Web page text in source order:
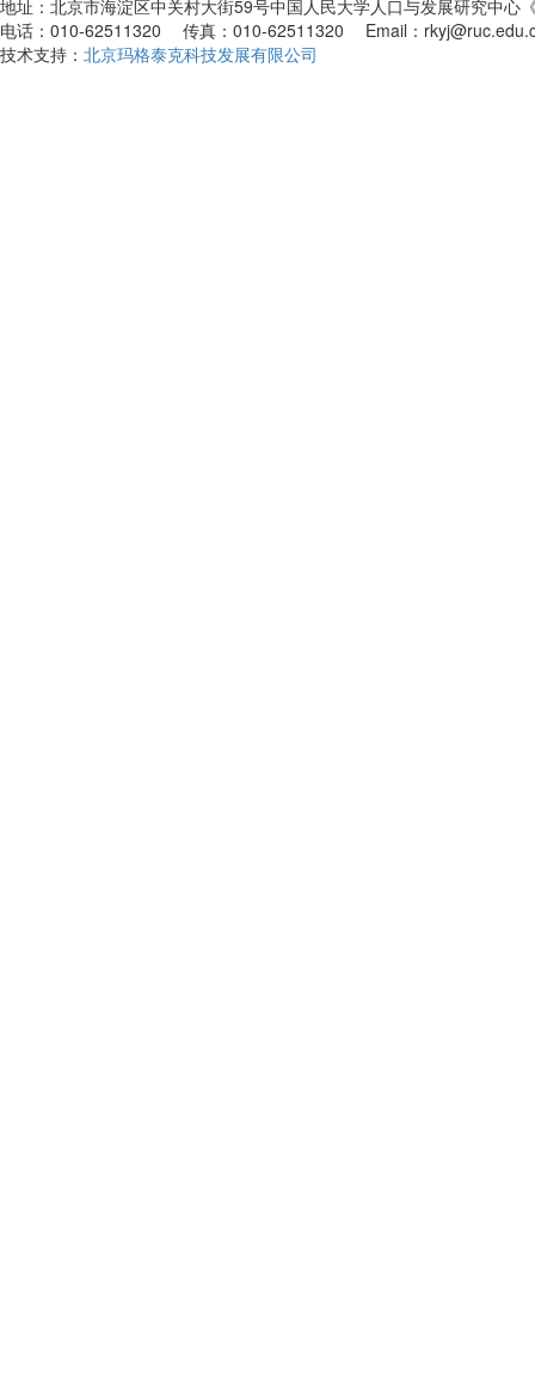
地址：北京市海淀区中关村大街59号中国人民大学人口与发展研究中
电话：010-62511320 传真：010-62511320 Email：
技术支持： 北京玛格泰克科技发展有限公司